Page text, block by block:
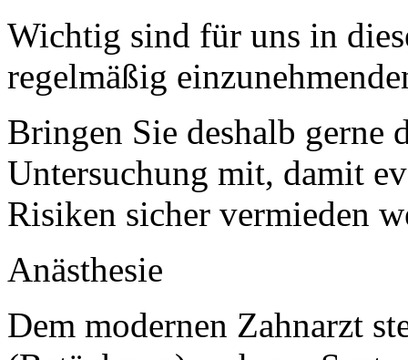
Wichtig sind für uns in
regelmäßig
Bringen Sie deshalb gerne
Untersuchung mit, damit
Risiken sicher vermieden
Anästhesie
Dem modernen Zahnarzt